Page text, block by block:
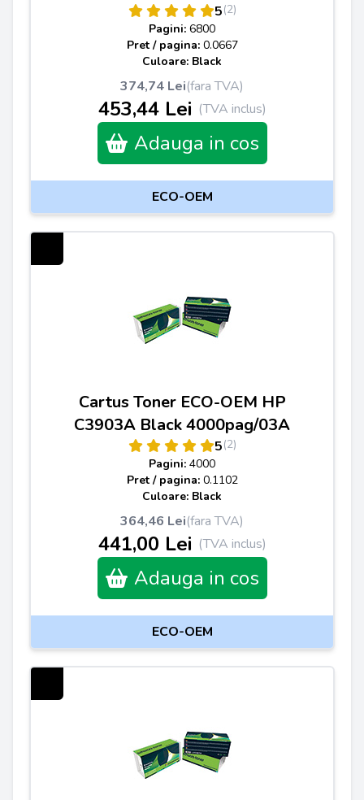
5(2)
Pagini: 6800
Pret / pagina: 0.0667
Culoare: Black
374,74 Lei(fara TVA)
453,44 Lei (TVA inclus)
Adauga in cos
ECO-OEM
Cartus Toner ECO-OEM HP
C3903A Black 4000pag/03A
5(2)
Pagini: 4000
Pret / pagina: 0.1102
Culoare: Black
364,46 Lei(fara TVA)
441,00 Lei (TVA inclus)
Adauga in cos
ECO-OEM